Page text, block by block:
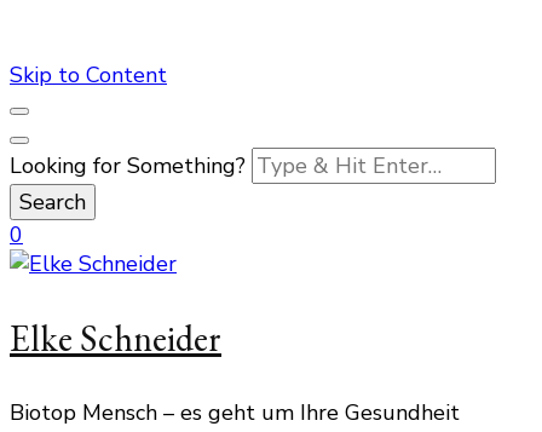
Skip to Content
Looking for Something?
0
Elke Schneider
Biotop Mensch – es geht um Ihre Gesundheit